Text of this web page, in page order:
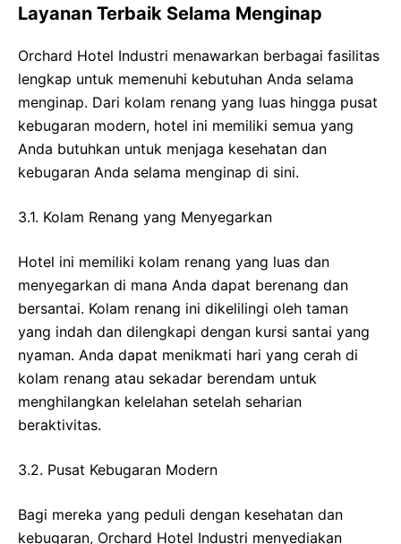
Layanan Terbaik Selama Menginap
Orchard Hotel Industri menawarkan berbagai fasilitas
lengkap untuk memenuhi kebutuhan Anda selama
menginap. Dari kolam renang yang luas hingga pusat
kebugaran modern, hotel ini memiliki semua yang
Anda butuhkan untuk menjaga kesehatan dan
kebugaran Anda selama menginap di sini.
3.1. Kolam Renang yang Menyegarkan
Hotel ini memiliki kolam renang yang luas dan
menyegarkan di mana Anda dapat berenang dan
bersantai. Kolam renang ini dikelilingi oleh taman
yang indah dan dilengkapi dengan kursi santai yang
nyaman. Anda dapat menikmati hari yang cerah di
kolam renang atau sekadar berendam untuk
menghilangkan kelelahan setelah seharian
beraktivitas.
3.2. Pusat Kebugaran Modern
Bagi mereka yang peduli dengan kesehatan dan
kebugaran, Orchard Hotel Industri menyediakan